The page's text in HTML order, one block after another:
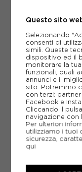
Questo sito
Selezionando
consenti di
simili. Queste
dispositivo ed il
monitorare la
funzionali, quali
annunci e il
sito. Potremmo
con terzi:
Facebook e
Cliccando il
navigazione con
Per ulteriori
utilizziamo i tuoi
sicurezza,
qui